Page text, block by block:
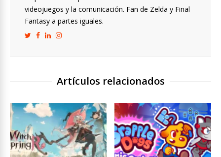
videojuegos y la comunicación. Fan de Zelda y Final
Fantasy a partes iguales.
Artículos relacionados